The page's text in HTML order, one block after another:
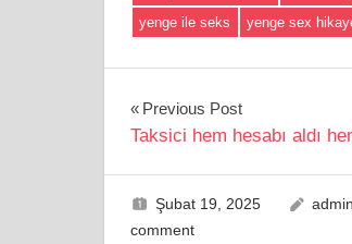
yenge ile seks
yenge sex
Yazı
Previous Post
Taksici hem hesabı aldı
Şubat 19, 2025 admin
comment